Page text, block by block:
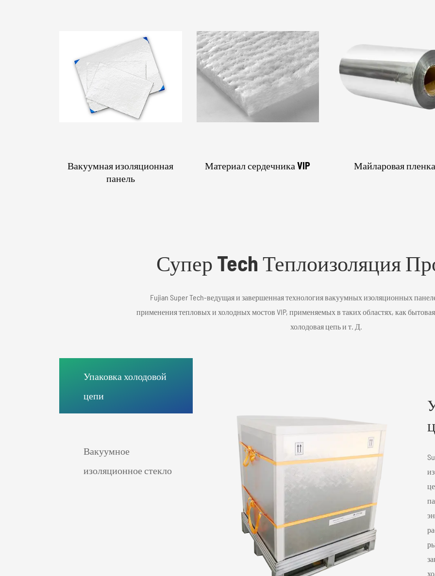
Вакуумная изоляционная
панель
Материал сердечника VIP Майларовая
Супер Tech Теплоизоляция
Fujian Super Tech-ведущая и завершенная технология вакуумных изоляционных
применения тепловых и холодных мостов VIP, применяемых в таких областях, как
холодовая цепь и т. Д.
Упаковка холодовой
цепи
Вакуумное
изоляционное стекло